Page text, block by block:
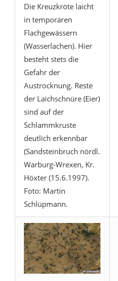
Die Kreuzkröte laicht
in temporären
Flachgewässern
(Wasserlachen). Hier
besteht stets die
Gefahr der
Austrocknung. Reste
der Laichschnüre (Eier)
sind auf der
Schlammkruste
deutlich erkennbar
(Sandsteinbruch nördl.
Warburg-Wrexen, Kr.
Höxter (15.6.1997).
Foto: Martin
Schlüpmann.